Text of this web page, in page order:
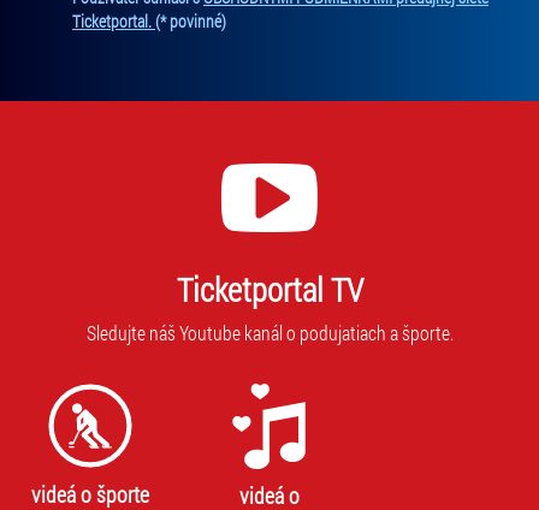
Ticketportal.(* povinné)
Ticketportal TV
Sledujte náš Youtube kanál o podujatiach a športe.
videá o športe
videá o